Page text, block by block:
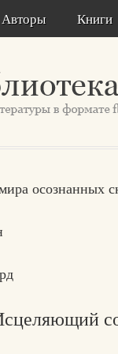
Авторы Книги
осознанных